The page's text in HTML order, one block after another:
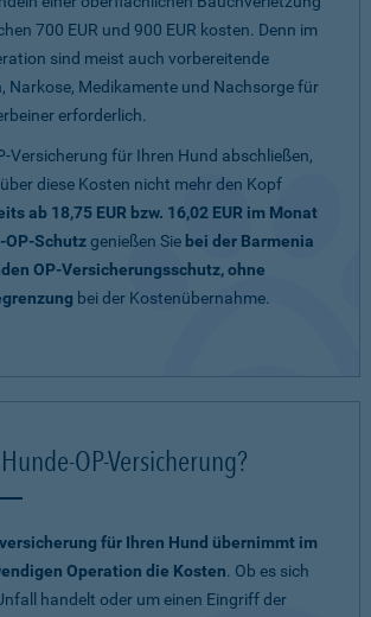
700 EUR und 900 EUR kosten. Denn im
sind meist auch vorbereitende
Narkose, Medikamente und Nachsorge für
erforderlich.
Versicherung für Ihren Hund abschließen,
diese Kosten nicht mehr den Kopf
ab 18,75 EUR bzw. 16,02 EUR im Monat
OP-Schutzgenießen Sie bei der Barmenia
OP-Versicherungsschutz, ohne
bei der Kostenübernahme.
OP-Versicherung?
für Ihren Hund übernimmt im
Operation die Kosten. Ob es sich
handelt oder um einen Eingriff der